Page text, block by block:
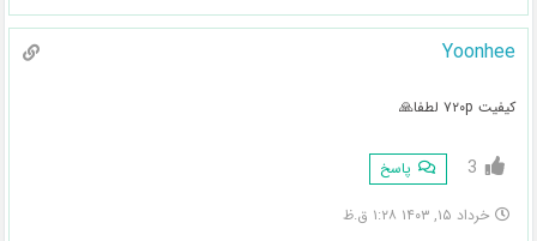
Yoonhee
کیفیت ۷۲۰p لطفا🙏
3 پاسخ
خرداد ۱۵, ۱۴۰۳ ۱:۲۸ ق.ظ